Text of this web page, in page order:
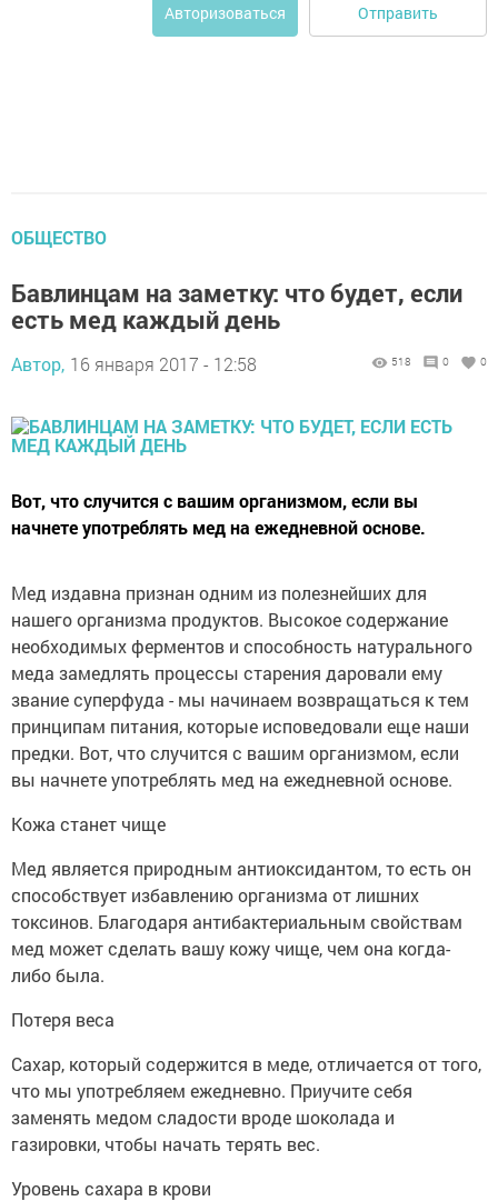
Авторизоваться Отправить
ОБЩЕСТВО
Бавлинцам на заметку: что будет, если
есть мед каждый день
Автор, 16 января 2017 - 12:58 518 0 0
Вот, что случится с вашим организмом, если вы
начнете употреблять мед на ежедневной основе.
Мед издавна признан одним из полезнейших для
нашего организма продуктов. Высокое содержание
необходимых ферментов и способность натурального
меда замедлять процессы старения даровали ему
звание суперфуда - мы начинаем возвращаться к тем
принципам питания, которые исповедовали еще наши
предки. Вот, что случится с вашим организмом, если
вы начнете употреблять мед на ежедневной основе.
Кожа станет чище
Мед является природным антиоксидантом, то есть он
способствует избавлению организма от лишних
токсинов. Благодаря антибактериальным свойствам
мед может сделать вашу кожу чище, чем она когда-
либо была.
Потеря веса
Сахар, который содержится в меде, отличается от того,
что мы употребляем ежедневно. Приучите себя
заменять медом сладости вроде шоколада и
газировки, чтобы начать терять вес.
Уровень сахара в крови